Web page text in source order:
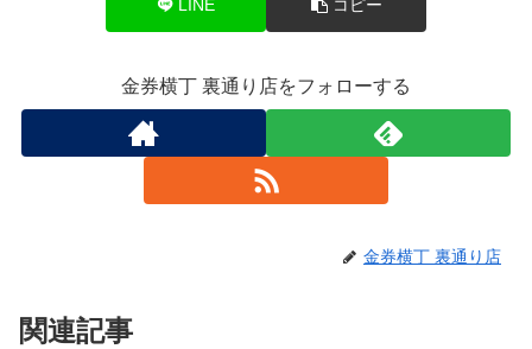
LINE コピー
金券横丁 裏通り店をフォローする
金券横丁 裏通り店
関連記事